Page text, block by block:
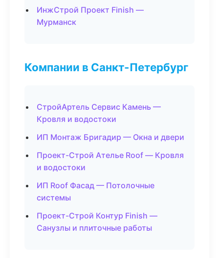
ИнжСтрой Проект Finish —
Мурманск
Компании в Санкт-Петербург
СтройАртель Сервис Камень —
Кровля и водостоки
ИП Монтаж Бригадир — Окна и двери
Проект-Строй Ателье Roof — Кровля
и водостоки
ИП Roof Фасад — Потолочные
системы
Проект-Строй Контур Finish —
Санузлы и плиточные работы